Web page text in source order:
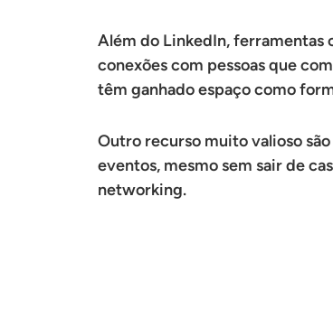
Além do LinkedIn, ferramentas
conexões com pessoas que
têm ganhado espaço como
Outro recurso muito valioso
eventos, mesmo sem sair de
networking.